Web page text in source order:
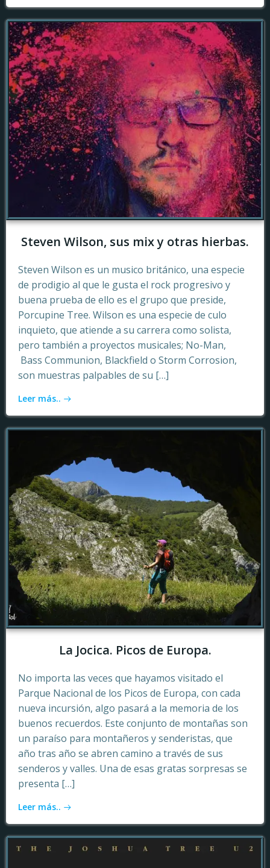
Steven Wilson, sus mix y otras hierbas.
Steven Wilson es un musico británico, una especie
de prodigio al que le gusta el rock progresivo y
buena prueba de ello es el grupo que preside,
Porcupine Tree. Wilson es una especie de culo
inquieto, que atiende a su carrera como solista,
pero también a proyectos musicales; No-Man,
Bass Communion, Blackfield o Storm Corrosion,
son muestras palpables de su […]
Leer más..
La Jocica. Picos de Europa.
No importa las veces que hayamos visitado el
Parque Nacional de los Picos de Europa, con cada
nueva incursión, algo pasará a la memoria de los
buenos recuerdos. Este conjunto de montañas son
un paraíso para montañeros y senderistas, que
año tras año se abren camino a través de sus
senderos y valles. Una de esas gratas sorpresas se
presenta […]
Leer más..